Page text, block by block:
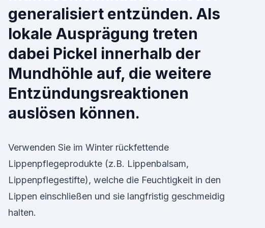
generalisiert entzünden. Als
lokale Ausprägung treten
dabei Pickel innerhalb der
Mundhöhle auf, die weitere
Entzündungsreaktionen
auslösen können.
Verwenden Sie im Winter rückfettende
Lippenpflegeprodukte (z.B. Lippenbalsam,
Lippenpflegestifte), welche die Feuchtigkeit in den
Lippen einschließen und sie langfristig geschmeidig
halten.